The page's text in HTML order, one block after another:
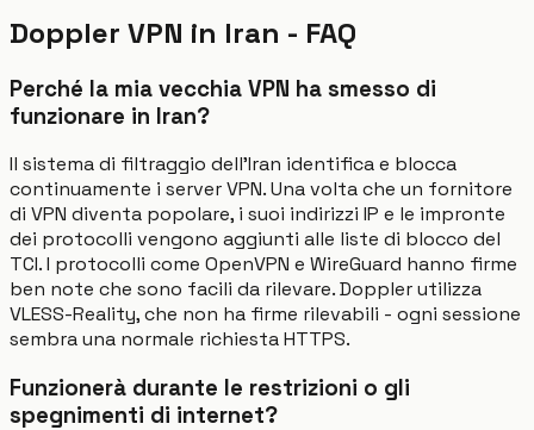
Doppler VPN in Iran - FAQ
Perché la mia vecchia VPN ha smesso di
funzionare in Iran?
Il sistema di filtraggio dell'Iran identifica e blocca
continuamente i server VPN. Una volta che un fornitore
di VPN diventa popolare, i suoi indirizzi IP e le impronte
dei protocolli vengono aggiunti alle liste di blocco del
TCI. I protocolli come OpenVPN e WireGuard hanno firme
ben note che sono facili da rilevare. Doppler utilizza
VLESS-Reality, che non ha firme rilevabili - ogni sessione
sembra una normale richiesta HTTPS.
Funzionerà durante le restrizioni o gli
spegnimenti di internet?